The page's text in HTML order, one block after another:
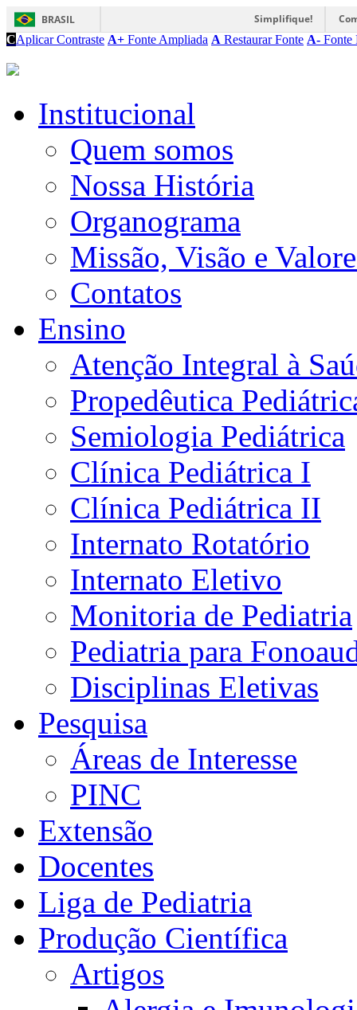
BRASIL Simplifique!
CAplicar Contraste A+ Fonte Ampliada A Restaurar Fonte A- Fonte
Institucional
Quem somos
Nossa História
Organograma
Missão, Visão e
Contatos
Ensino
Atenção Integral à
Propedêutica
Semiologia Pediátrica
Clínica Pediátrica I
Clínica Pediátrica II
Internato Rotatório
Internato Eletivo
Monitoria de Pediatria
Pediatria para
Disciplinas Eletivas
Pesquisa
Áreas de Interesse
PINC
Extensão
Docentes
Liga de Pediatria
Produção Científica
Artigos